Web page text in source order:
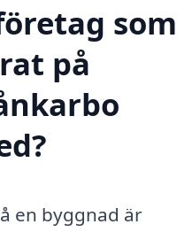
som
på
en byggnad är